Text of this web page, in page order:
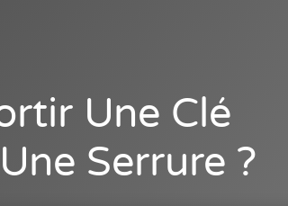
Une Clé
Serrure ?